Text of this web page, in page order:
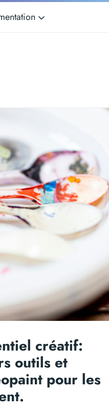
créatif:
outils et
pour les